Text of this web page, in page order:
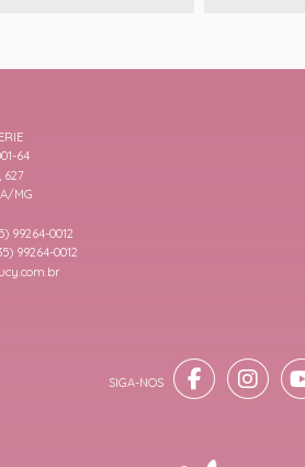
64
627
MG
99264-0012
99264-0012